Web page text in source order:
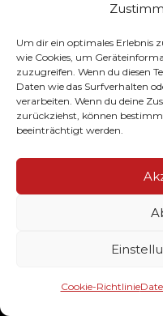
Um dir ein optimales Erlebnis
wie Cookies, um
zuzugreifen. Wenn du diesen
Daten wie das Surfverhalten
verarbeiten. Wenn du deine
zurückziehst, können
beeinträchtigt werden.
Cookie-Richtlinie
Textilien &
Pokalsieger Shirts.